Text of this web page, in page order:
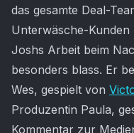
das gesamte Deal-
Unterwäsche-Kunden
Joshs Arbeit beim
besonders blass. Er
Wes, gespielt von
Produzentin Paula,
Kommentar zur